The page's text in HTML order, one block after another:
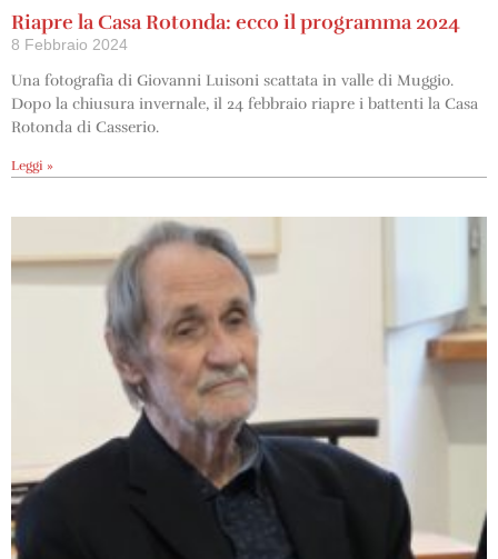
Riapre la Casa Rotonda: ecco il programma 2024
8 Febbraio 2024
Una fotografia di Giovanni Luisoni scattata in valle di Muggio.
Dopo la chiusura invernale, il 24 febbraio riapre i battenti la Casa
Rotonda di Casserio.
Leggi »